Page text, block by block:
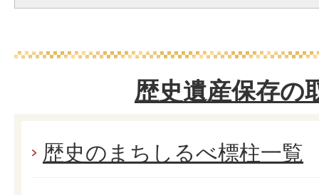
歴史遺産保存の
歴史のまちしるべ標柱一覧